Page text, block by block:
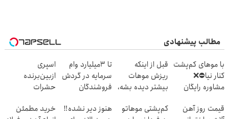
مطالب پیشنهادی
با موهای کم‌پشت
کنار نیا⛔️❌
مشاوره رایگان
قبل از اینکه
ریزش موهات
بیشتر دیده بشه،
تا 3میلیارد وام
سرمایه در گردش
فروشندگان
اسپری
ازبین‌برنده
حشرات
فرمول پیشرفته،
قیمت روز آهن
کم‌پشتی موهاتو
هنوز دیر نشده‼️
خرید مطمئن